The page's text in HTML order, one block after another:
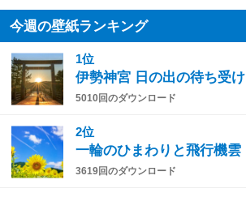
今週の壁紙ランキング
1位
伊勢神宮 日の出の待ち受け
5010回のダウンロード
2位
一輪のひまわりと飛行機雲
3619回のダウンロード